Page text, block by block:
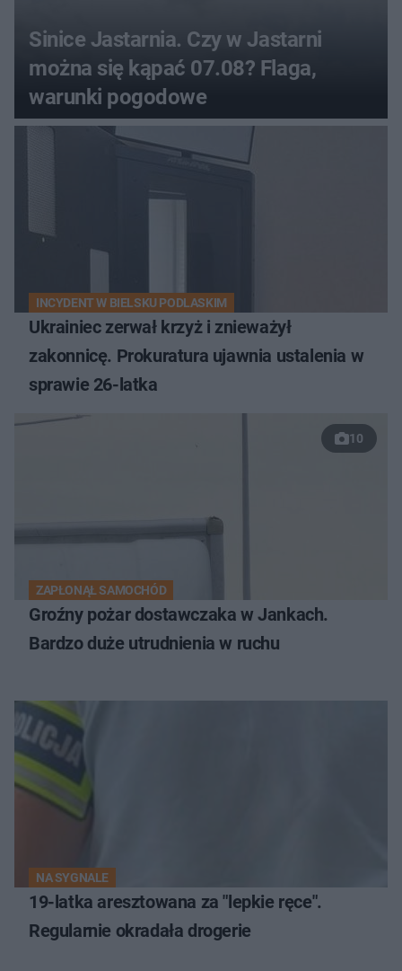
Sinice Jastarnia. Czy w Jastarni
można się kąpać 07.08? Flaga,
warunki pogodowe
INCYDENT W BIELSKU PODLASKIM
Ukrainiec zerwał krzyż i znieważył
zakonnicę. Prokuratura ujawnia ustalenia w
sprawie 26-latka
10
ZAPŁONĄŁ SAMOCHÓD
Groźny pożar dostawczaka w Jankach.
Bardzo duże utrudnienia w ruchu
NA SYGNALE
19-latka aresztowana za "lepkie ręce".
Regularnie okradała drogerie